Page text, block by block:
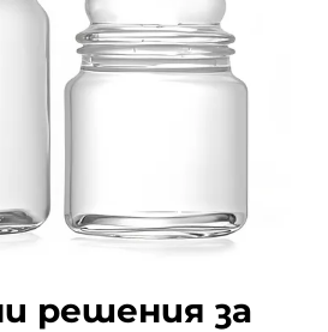
решения за